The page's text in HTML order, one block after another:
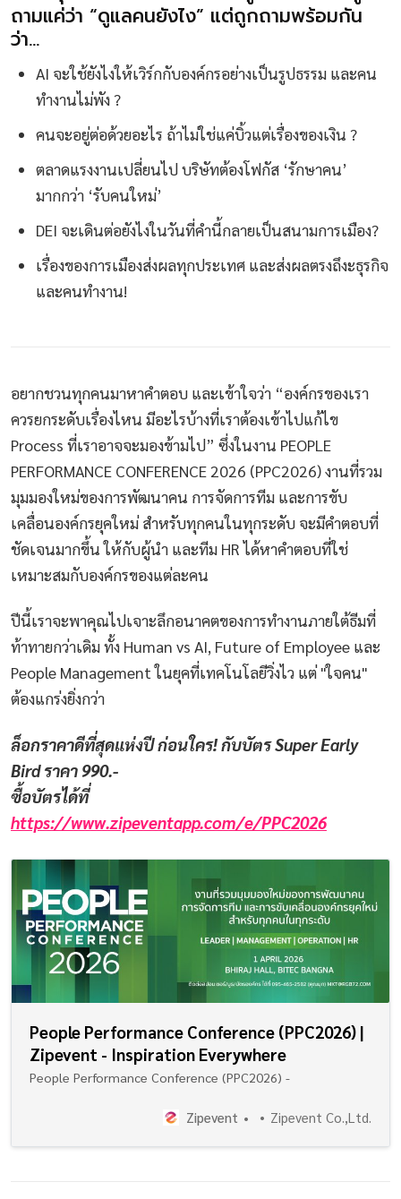
ถามแค่ว่า “ดูแลคนยังไง” แต่ถูกถามพร้อมกัน
ว่า…
AI จะใช้ยังไงให้เวิร์กกับองค์กรอย่างเป็นรูปธรรม และคน
ทำงานไม่พัง ?
คนจะอยู่ต่อด้วยอะไร ถ้าไม่ใช่แค่บิ้วแต่เรื่องของเงิน ?
ตลาดแรงงานเปลี่ยนไป บริษัทต้องโฟกัส ‘รักษาคน’
มากกว่า ‘รับคนใหม่’
DEI จะเดินต่อยังไงในวันที่คำนี้กลายเป็นสนามการเมือง?
เรื่องของการเมืองส่งผลทุกประเทศ และส่งผลตรงถึงะธุรกิจ
และคนทำงาน!
อยากชวนทุกคนมาหาคำตอบ และเข้าใจว่า “องค์กรของเรา
ควรยกระดับเรื่องไหน มีอะไรบ้างที่เราต้องเข้าไปแก้ไข
Process ที่เราอาจจะมองข้ามไป” ซึ่งในงาน PEOPLE
PERFORMANCE CONFERENCE 2026 (PPC2026) งานที่รวม
มุมมองใหม่ของการพัฒนาคน การจัดการทีม และการขับ
เคลื่อนองค์กรยุคใหม่ สำหรับทุกคนในทุกระดับ จะมีคำตอบที่
ชัดเจนมากขึ้น ให้กับผู้นำ และทีม HR ได้หาคำตอบที่ใช่
เหมาะสมกับองค์กรของแต่ละคน
ปีนี้เราจะพาคุณไปเจาะลึกอนาคตของการทำงานภายใต้ธีมที่
ท้าทายกว่าเดิม ทั้ง Human vs AI, Future of Employee และ
People Management ในยุคที่เทคโนโลยีวิ่งไว แต่ "ใจคน"
ต้องแกร่งยิ่งกว่า
ล็อกราคาดีที่สุดแห่งปี ก่อนใคร! กับบัตร Super Early
Bird ราคา 990.-
ซื้อบัตรได้ที่
https://www.zipeventapp.com/e/PPC2026
People Performance Conference (PPC2026) |
Zipevent - Inspiration Everywhere
People Performance Conference (PPC2026) -
Zipevent Zipevent Co.,Ltd.